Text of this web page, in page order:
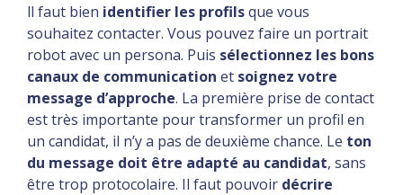
ll faut bien identifier les profilsque vous
souhaitez contacter. Vous pouvez faire un portrait
robot avec un persona. Puis sélectionnez les bons
canaux de communication et soignez votre
message d’approche. La première prise de contact
est très importante pour transformer un profil en
un candidat, il n’y a pas de deuxième chance. Le ton
du message doit être adapté au candidat, sans
être trop protocolaire. Il faut pouvoir décrire